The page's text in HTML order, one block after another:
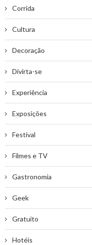
Corrida
Cultura
Decoração
Divirta-se
Experiência
Exposições
Festival
Filmes e TV
Gastronomia
Geek
Gratuito
Hotéis